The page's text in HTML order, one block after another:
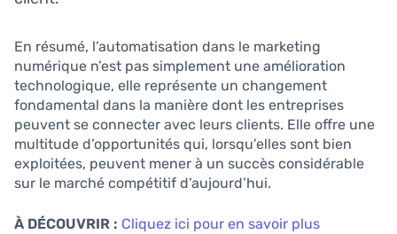
En résumé, l’automatisation dans le marketing
numérique n’est pas simplement une amélioration
technologique, elle représente un changement
fondamental dans la manière dont les entreprises
peuvent se connecter avec leurs clients. Elle offre une
multitude d’opportunités qui, lorsqu’elles sont bien
exploitées, peuvent mener à un succès considérable
sur le marché compétitif d’aujourd’hui.
À DÉCOUVRIR : Cliquez ici pour en savoir plus